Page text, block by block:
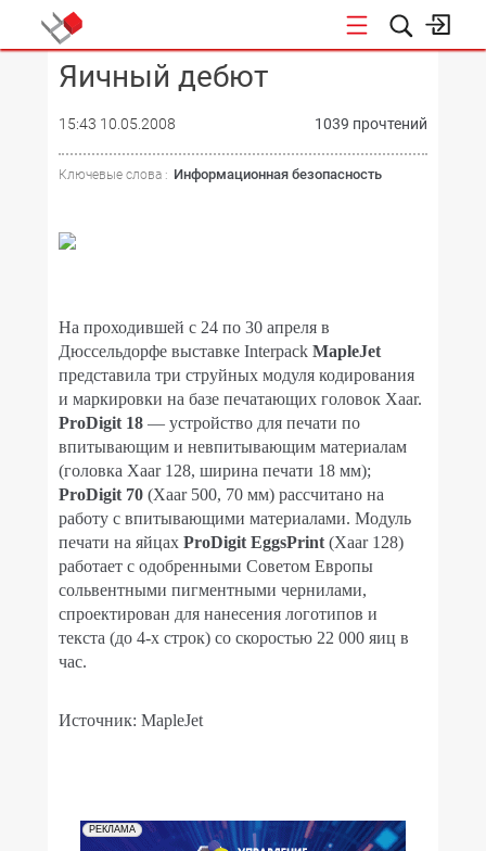
КОНФЕРЕНЦИИ
Яичный дебют
15:43 10.05.2008 1039 прочтений
Ключевые слова : Информационная безопасность
На проходившей с 24 по 30 апреля в
Дюссельдорфе выставке Interpack MapleJet
представила три струйных модуля кодирования
и маркировки на базе печатающих головок Xaar.
ProDigit 18 — устройство для печати по
впитывающим и невпитывающим материалам
(головка Xaar 128, ширина печати 18 мм);
ProDigit 70 (Xaar 500, 70 мм) рассчитано на
работу с впитывающими материалами. Модуль
печати на яйцах ProDigit EggsPrint (Xaar 128)
работает с одобренными Советом Европы
сольвентными пигментными чернилами,
спроектирован для нанесения логотипов и
текста (до 4-х строк) со скоростью 22 000 яиц в
час.
Источник: MapleJet
РЕКЛАМА